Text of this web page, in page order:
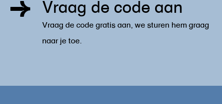
Vraag de code aan
Vraag de code gratis aan, we sturen hem graag
naar je toe.